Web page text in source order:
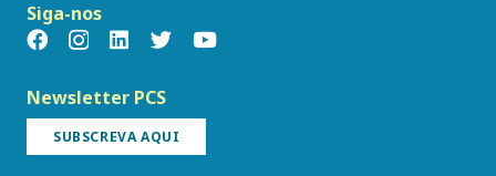
Siga-nos
Newsletter PCS
SUBSCREVA AQUI